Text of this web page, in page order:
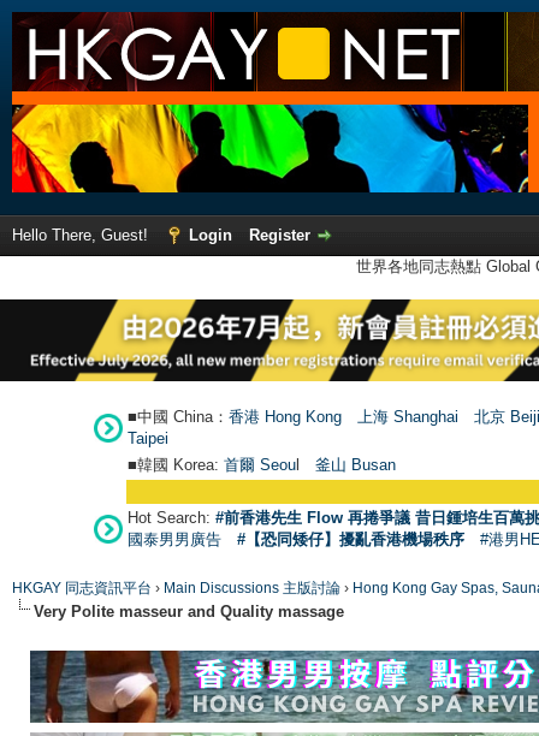
Hello There, Guest! Login
Register
世界各地同志熱點
■中國 China： 香港 Hong Kong 上海 Shanghai
北京
Taipei
■韓國 Korea: 首爾 Seoul 釜山 Busan
Hot Search: #前香港先生 Flow 再捲爭議 昔日鍾培生百萬
國泰男男廣告
#【恐同矮仔】擾亂香港機場秩序 #港男
HKGAY 同志資訊平台 › Main Discussions 主版討論 › Hong Kong Gay Spas,
Very Polite masseur and Quality massage